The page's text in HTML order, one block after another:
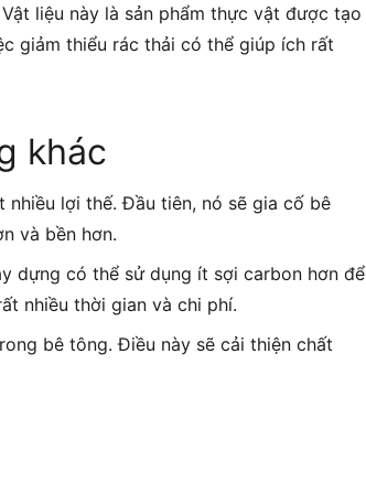
liệu này là sản phẩm thực vật được tạo
giảm thiểu rác thải có thể giúp ích rất
khác
lợi thế. Đầu tiên, nó sẽ gia cố bê
và bền hơn.
dựng có thể sử dụng ít sợi carbon hơn để
nhiều thời gian và chi phí.
bê tông. Điều này sẽ cải thiện chất